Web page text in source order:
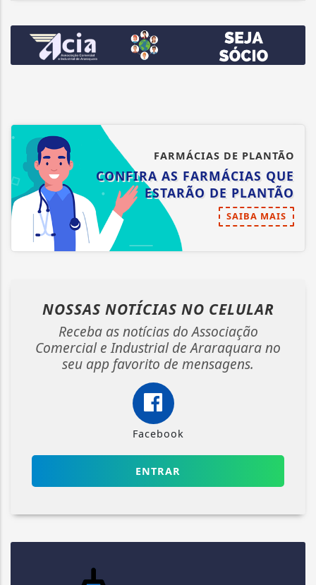
FARMÁCIAS DE PLANTÃO
CONFIRA AS FARMÁCIAS QUE
ESTARÃO DE PLANTÃO
SAIBA MAIS
NOSSAS NOTÍCIAS NO CELULAR
Receba as notícias do Associação
Comercial e Industrial de Araraquara no
seu app favorito de mensagens.
Facebook
ENTRAR